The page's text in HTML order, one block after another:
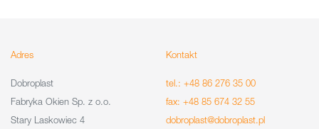
Adres
Dobroplast
Fabryka Okien Sp. z o.o.
Stary Laskowiec 4
Kontakt
tel.: +48 86 276 35 00
fax: +48 85 674 32 55
dobroplast@dobroplast.pl